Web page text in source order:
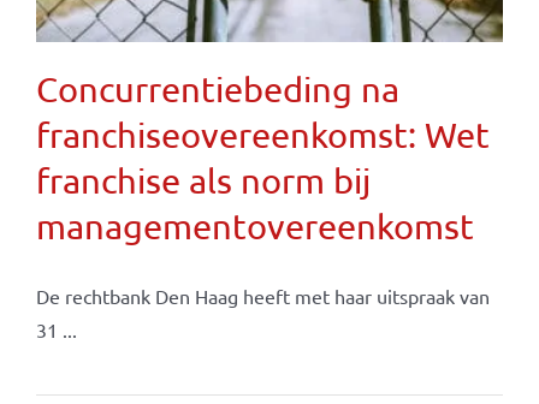
Concurrentiebeding na
franchiseovereenkomst: Wet
franchise als norm bij
managementovereenkomst
De rechtbank Den Haag heeft met haar uitspraak van
31 ...